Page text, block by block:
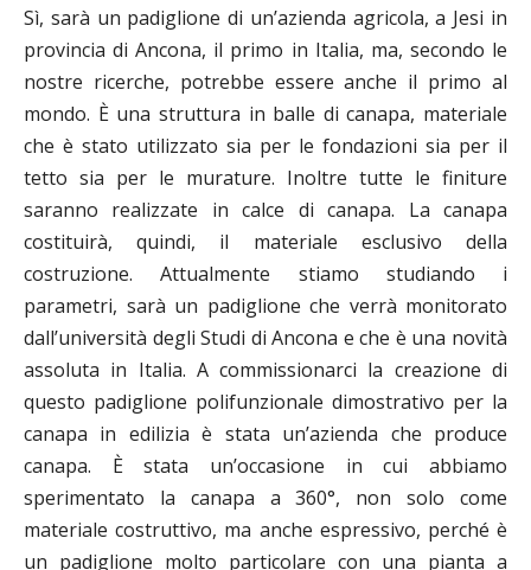
Sì, sarà un padiglione di un’azienda agricola, a Jesi in
provincia di Ancona, il primo in Italia, ma, secondo le
nostre ricerche, potrebbe essere anche il primo al
mondo. Èuna struttura in balle di canapa, materiale
che è stato utilizzato sia per le fondazioni sia per il
tetto sia per le murature. Inoltre tutte le finiture
saranno realizzate in calce di canapa. La canapa
costituirà, quindi, il materiale esclusivo della
costruzione. Attualmente stiamo studiando i
parametri, sarà un padiglione che verrà monitorato
dall’università degli Studi di Ancona e che è una novità
assoluta in Italia. A commissionarci la creazione di
questo padiglione polifunzionale dimostrativo per la
canapa in edilizia è stata un’azienda che produce
canapa. Èstata un’occasione in cui abbiamo
sperimentato la canapa a 360°, non solo come
materiale costruttivo, ma anche espressivo, perché è
un padiglione molto particolare con una pianta a